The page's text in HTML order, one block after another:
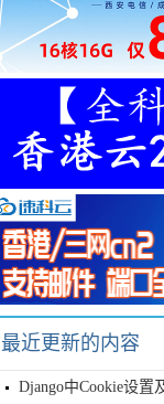
最近更新的内容
Django中Cookie设置